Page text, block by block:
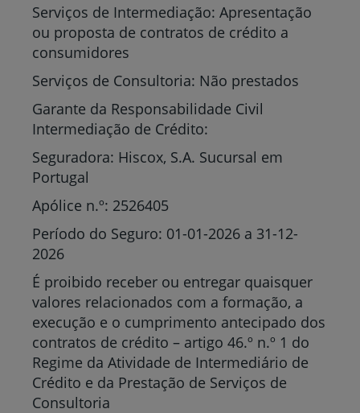
Serviços de Intermediação: Apresentação
ou proposta de contratos de crédito a
consumidores
Serviços de Consultoria: Não prestados
Garante da Responsabilidade Civil
Intermediação de Crédito:
Seguradora: Hiscox, S.A. Sucursal em
Portugal
Apólice n.º: 2526405
Período do Seguro: 01-01-2026 a 31-12-
2026
É proibido receber ou entregar quaisquer
valores relacionados com a formação, a
execução e o cumprimento antecipado dos
contratos de crédito – artigo 46.º n.º 1 do
Regime da Atividade de Intermediário de
Crédito e da Prestação de Serviços de
Consultoria